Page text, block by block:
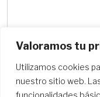
Valoramos tu
Utilizamos cookies
nuestro sitio web.
funcionalidades
Buscar centros